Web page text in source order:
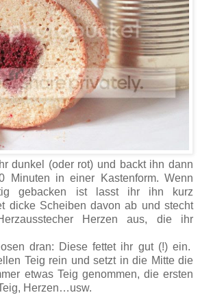
dunkel (oder rot) und backt ihn dann
Minuten in einer Kastenform. Wenn
gebacken ist lasst ihr ihn kurz
dicke Scheiben davon ab und stecht
Herzen aus, die ihr
dran: Diese fettet ihr gut (!) ein.
Teig rein und setzt in die Mitte die
etwas Teig genommen, die ersten
Herzen…usw.